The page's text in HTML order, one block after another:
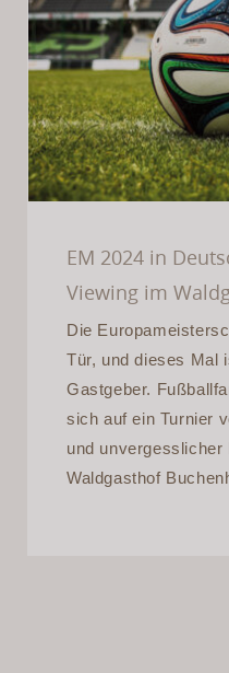
EM 2024
Public
EM 2024 in
Viewing im
Die
Tür, und dieses Mal
Gastgeber.
sich auf ein Turnier
und
Waldgasthof